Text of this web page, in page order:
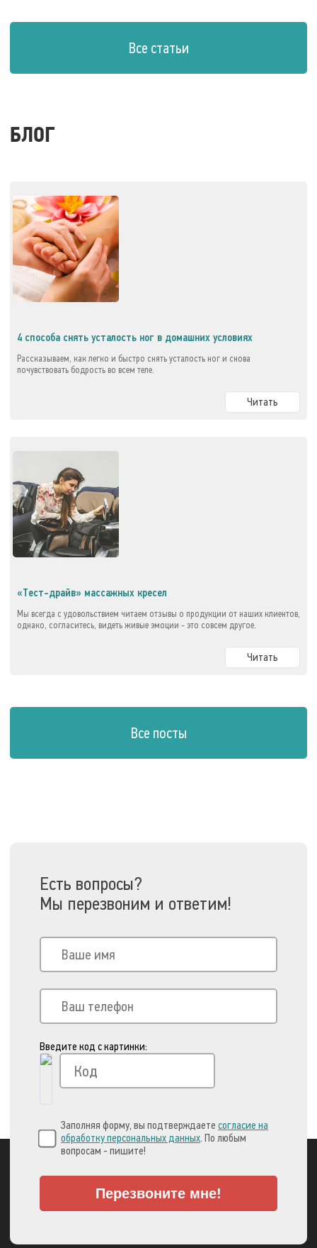
Все статьи
БЛОГ
4 способа снять усталость ног в домашних условиях
Рассказываем, как легко и быстро снять усталость ног и снова
почувствовать бодрость во всем теле.
Читать
«Тест-драйв» массажных кресел
Мы всегда с удовольствием читаем отзывы о продукции от наших клиентов,
однако, согласитесь, видеть живые эмоции - это совсем другое.
Читать
Все посты
Есть вопросы?
Мы перезвоним и ответим!
Введите код с картинки:
Заполняя форму, вы подтверждаете согласие на
обработку персональных данных. По любым
вопросам - пишите!
Перезвоните мне!